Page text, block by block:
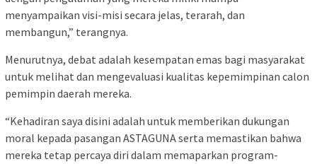
menyampaikan visi-misi secara jelas, terarah, dan
membangun,” terangnya.
Menurutnya, debat adalah kesempatan emas bagi masyarakat
untuk melihat dan mengevaluasi kualitas kepemimpinan calon
pemimpin daerah mereka.
“Kehadiran saya disini adalah untuk memberikan dukungan
moral kepada pasangan ASTAGUNA serta memastikan bahwa
mereka tetap percaya diri dalam memaparkan program-